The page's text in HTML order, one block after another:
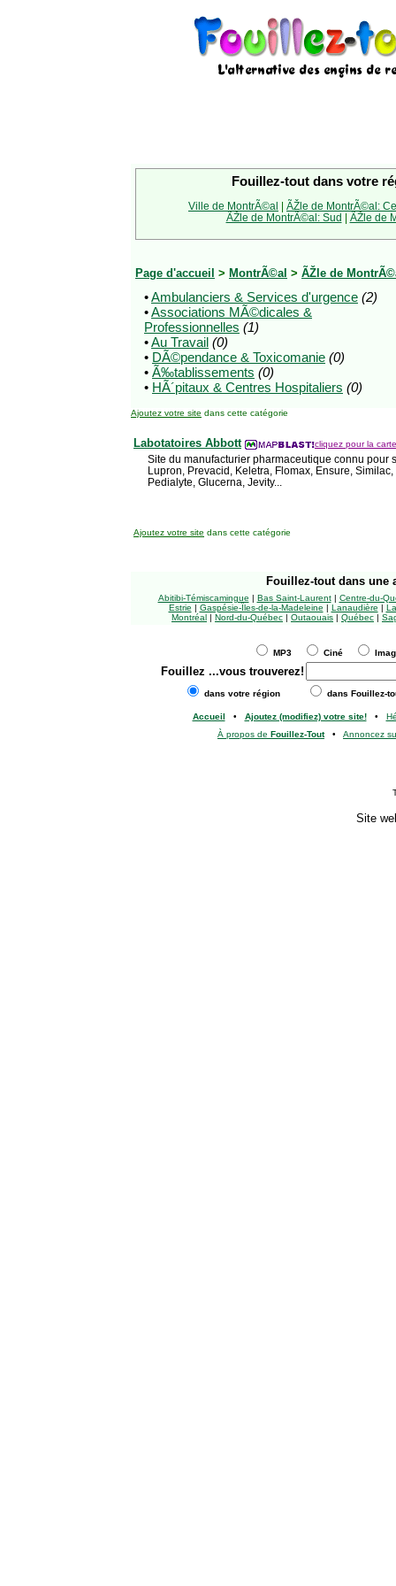
Fouillez-tout dans votre
Ville de MontrÃ©al | ÃŽle de MontrÃ©al:
ÃŽle de MontrÃ©al: Sud | ÃŽle de
Page d'accueil > MontrÃ©al > ÃŽle de
•Ambulanciers & Services d'urgence (2)
•Associations MÃ©dicales &
Professionnelles (1)
•Au Travail (0)
• DÃ©pendance & Toxicomanie (0)
• Ã‰tablissements (0)
• HÃ´pitaux & Centres Hospitaliers (0)
Ajoutez votre site dans cette catégorie
Labotatoires Abbott cliquez pour la
Site du manufacturier pharmaceutique connu pour
Lupron, Prevacid, Keletra, Flomax, Ensure,
Pedialyte, Glucerna, Jevity...
Ajoutez votre site dans cette catégorie
Fouillez-tout dans une
Abitibi-Témiscamingue | Bas Saint-Laurent| Centre-du-
Estrie | Gaspésie-Îles-de-la-Madeleine | Lanaudière |
Montréal | Nord-du-Québec | Outaouais | Québec |
MP3 Ciné
Fouillez ...vous trouverez!
dans votre région dans Fouillez-
Accueil • Ajoutez (modifiez) votre site!•
À propos de Fouillez-Tout• Annoncez
Site